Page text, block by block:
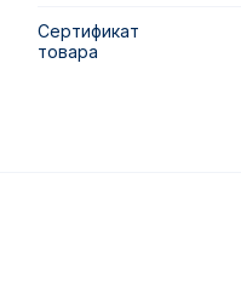
Сертификат
товара